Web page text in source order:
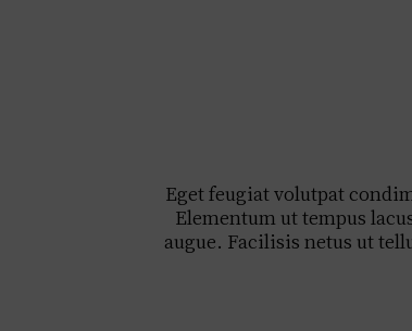
Eget feugiat volutpat
Elementum ut tempus
augue. Facilisis netus ut